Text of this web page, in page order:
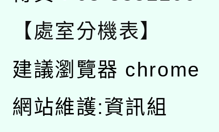
【處室分機表】
建議瀏覽器 chrome
網站維護:資訊組